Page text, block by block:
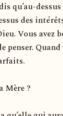
qu’au-
des
Vous avez
penser.
Mère ?